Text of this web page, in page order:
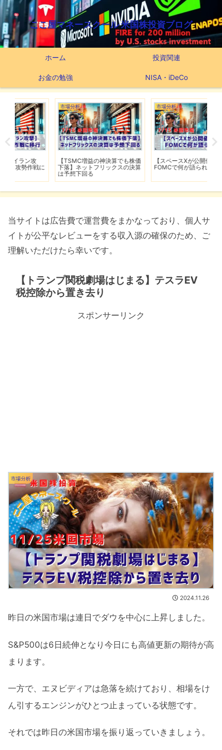
ここ屋マネースクール 米国株投資ブログ
ホーム 投資関連
お金の勉強 NISA・iDeCo
市場分析
【TSMC増益の神決算でも株価
下落】ネットフリックスの決算
市場分析
【スペースXが公開価格割れ】
FOMCで何が語られるのか
当サイトは広告費で運営費をまかなっており、個人サ
イトが公平なレビューをする収入源の確保のため、ご
理解いただけたら幸いです。
【トランプ関税劇場はじまる】テスラEV
税控除から置き去り
スポンサーリンク
市場分析
2024.11.26
昨日の米国市場は連日でダウを中心に上昇しました。
S&P500は6日続伸となり今日にも高値更新の期待が高
まります。
一方で、エヌビディアは急落を続けており、相場をけ
ん引するエンジンがひとつ止まっている状態です。
それでは昨日の米国市場を振り返っていきましょう。